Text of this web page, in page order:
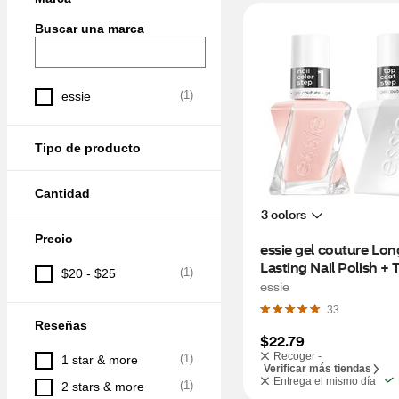
Buscar una marca
essie (1)
Tipo de producto
Cantidad
Precio
$20 - $25 (1)
Reseñas
1 star & more (1)
2 stars & more (1)
3 colors
essie gel couture
Lasting Nail Polish +
Coat Duo, Vegan,
(pink)
essie
33
$22.79
Recoger -
Verificar más tiendas
Entrega el mismo día